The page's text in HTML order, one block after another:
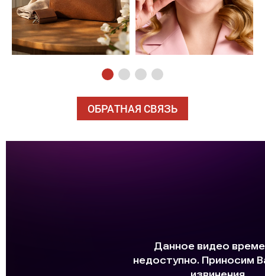
ОБРАТНАЯ СВЯЗЬ